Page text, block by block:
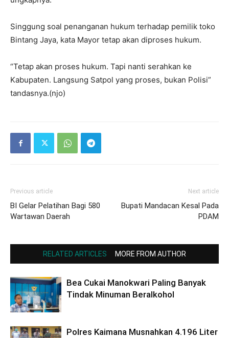
Singgung soal penanganan hukum terhadap pemilik toko
Bintang Jaya, kata Mayor tetap akan diproses hukum.
“Tetap akan proses hukum. Tapi nanti serahkan ke
Kabupaten. Langsung Satpol yang proses, bukan Polisi”
tandasnya.(njo)
Previous article
BI Gelar Pelatihan Bagi 580
Wartawan Daerah
Next article
Bupati Mandacan Kesal Pada
PDAM
RELATED ARTICLES MORE FROM AUTHOR
Bea Cukai Manokwari Paling Banyak
Tindak Minuman Beralkohol
Polres Kaimana Musnahkan 4.196 Liter